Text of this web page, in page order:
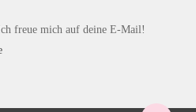
freue mich auf deine E-Mail!